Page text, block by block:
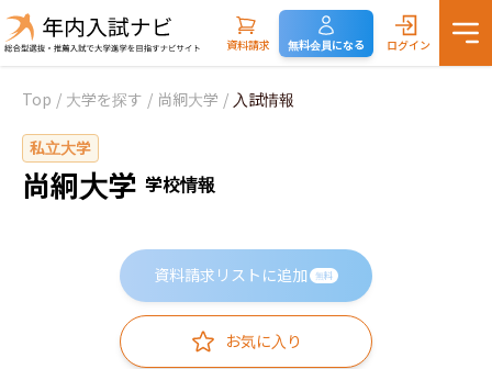
資料請求 無料会員になる ログイン
Top / 大学を探す / 尚絅大学 / 入試情報
私立大学
尚絅大学 学校情報
資料請求リストに追加 無料
お気に入り